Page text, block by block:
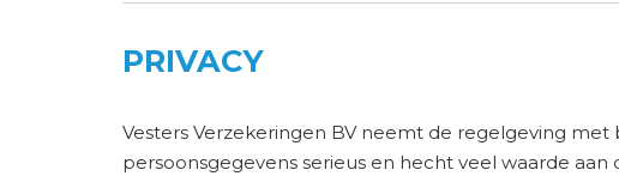
PRIVACY
Vesters Verzekeringen BV neemt de regelgeving
persoonsgegevens serieus en hecht veel waarde